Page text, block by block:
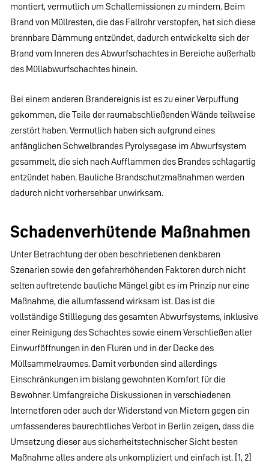
montiert, vermutlich um Schallemissionen zu mindern. Beim
Brand von Müllresten, die das Fallrohr verstopfen, hat sich diese
brennbare Dämmung entzündet, dadurch entwickelte sich der
Brand vom Inneren des Abwurfschachtes in Bereiche außerhalb
des Müllabwurfschachtes hinein.
Bei einem anderen Brandereignis ist es zu einer Verpuffung
gekommen, die Teile der raumabschließenden Wände teilweise
zerstört haben. Vermutlich haben sich aufgrund eines
anfänglichen Schwelbrandes Pyrolysegase im Abwurfsystem
gesammelt, die sich nach Aufflammen des Brandes schlagartig
entzündet haben. Bauliche Brandschutzmaßnahmen werden
dadurch nicht vorhersehbar unwirksam.
Schadenverhütende Maßnahmen
Unter Betrachtung der oben beschriebenen denkbaren
Szenarien sowie den gefahrerhöhenden Faktoren durch nicht
selten auftretende bauliche Mängel gibt es im Prinzip nur eine
Maßnahme, die allumfassend wirksam ist. Das ist die
vollständige Stilllegung des gesamten Abwurfsystems, inklusive
einer Reinigung des Schachtes sowie einem Verschließen aller
Einwurföffnungen in den Fluren und in der Decke des
Müllsammelraumes. Damit verbunden sind allerdings
Einschränkungen im bislang gewohnten Komfort für die
Bewohner. Umfangreiche Diskussionen in verschiedenen
Internetforen oder auch der Widerstand von Mietern gegen ein
umfassenderes baurechtliches Verbot in Berlin zeigen, dass die
Umsetzung dieser aus sicherheitstechnischer Sicht besten
Maßnahme alles andere als unkompliziert und einfach ist. [1, 2]